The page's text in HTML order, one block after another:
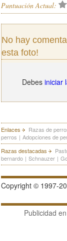
Puntuación Actual:
No hay
esta foto!
Debes iniciar
Enlaces Razas de
perros | Adopciones de
Razas destacadas
bernardo | Schnauzer |
Copyright © 1997-
Publicidad